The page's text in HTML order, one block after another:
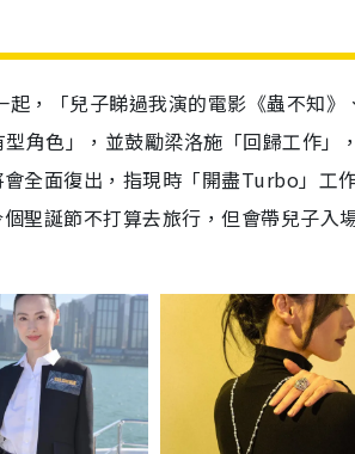
，「兒子睇過我演的電影《蟲不知》
角色」，並鼓勵梁洛施「回歸工作」
全面復出，指現時「開盡Turbo」工
聖誕節不打算去旅行，但會帶兒子入